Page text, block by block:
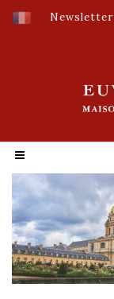
Newsletter